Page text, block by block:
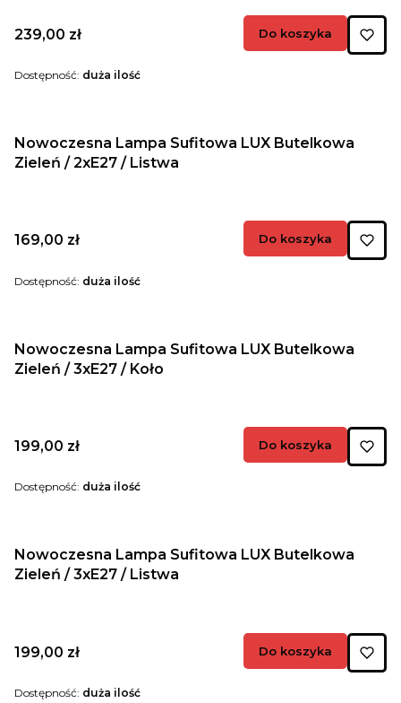
Cena
239,00 zł Do koszyka
Dostępność: duża ilość
Nowoczesna Lampa Sufitowa LUX Butelkowa
Zieleń / 2xE27 / Listwa
Cena
169,00 zł Do koszyka
Dostępność: duża ilość
Nowoczesna Lampa Sufitowa LUX Butelkowa
Zieleń / 3xE27 / Koło
Cena
199,00 zł Do koszyka
Dostępność: duża ilość
Nowoczesna Lampa Sufitowa LUX Butelkowa
Zieleń / 3xE27 / Listwa
Cena
199,00 zł Do koszyka
Dostępność: duża ilość